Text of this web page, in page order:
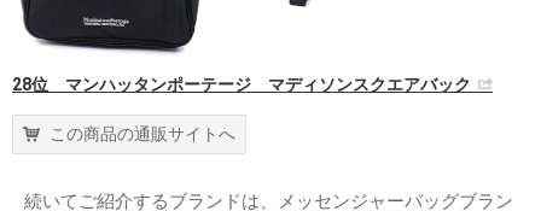
28位 マンハッタンポーテージ マディソンスクエアバック
この商品の通販サイトへ
続いてご紹介するブランドは、メッセンジャーバッグブラン